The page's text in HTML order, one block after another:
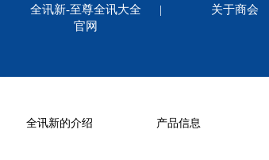
全讯新-至尊全讯大全
官网
| 关于商会
全讯新的介绍 产品信息